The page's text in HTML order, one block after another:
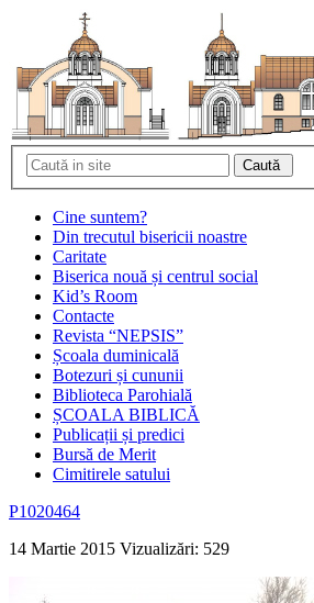
Cine suntem?
Din trecutul bisericii noastre
Caritate
Biserica nouă și centrul social
Kid’s Room
Contacte
Revista “NEPSIS”
Școala duminicală
Botezuri și cununii
Biblioteca Parohială
ȘCOALA BIBLICĂ
Publicații și predici
Bursă de Merit
Cimitirele satului
P1020464
14 Martie 2015 Vizualizări: 529